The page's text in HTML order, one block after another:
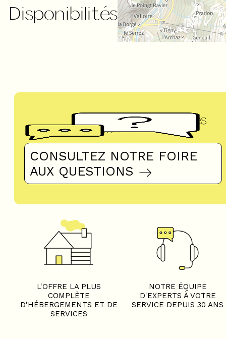
Disponibilités
Questions fréquentes
UN DOUTE ?
CONSULTEZ NOTRE FOIRE
AUX QUESTIONS
L'OFFRE LA PLUS
COMPLÈTE
D'HÉBERGEMENTS ET DE
SERVICES
NOTRE ÉQUIPE
D'EXPERTS À VOTRE
SERVICE DEPUIS 30 ANS